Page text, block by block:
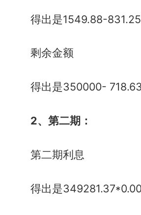
得出是1549.88-831.25
剩余金额
得出是350000-
2、第二期：
第二期利息
得出是